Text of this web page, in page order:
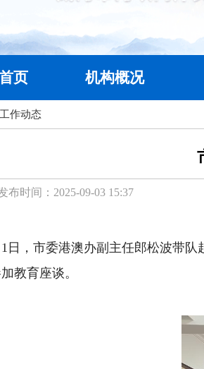
页 机构概况
工作动态
布时间：2025-09-03 15:37
日，市委港澳办副主任郎松波带
教育座谈。